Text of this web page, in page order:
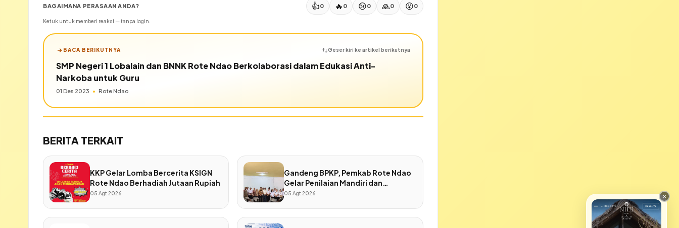
BAGAIMANA PERASAAN ANDA? 👍0 🔥 0 😢0 🙏0 😮0
Ketuk untuk memberi reaksi — tanpa login.
BACA BERIKUTNYA Geser kiri ke artikel berikutnya
SMP Negeri 1 Lobalain dan BNNK Rote Ndao Berkolaborasi dalam Edukasi Anti-
Narkoba untuk Guru
01 Des 2023 • Rote Ndao
BERITA TERKAIT
KKP Gelar Lomba Bercerita KSIGN
Rote Ndao Berhadiah Jutaan Rupiah
05 Agt 2026
Gandeng BPKP, Pemkab Rote Ndao
Gelar Penilaian Mandiri dan
Penjaminan Kualitas SPIP
05 Agt 2026